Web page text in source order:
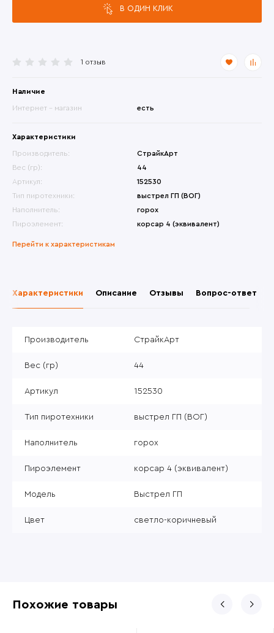
1 отзыв
Наличие
Интернет - магазин есть
Характеристики
Производитель:
СтрайкАрт
Вес (гр):
44
Артикул:
152530
Тип пиротехники:
выстрел ГП (ВОГ)
Наполнитель:
горох
Пироэлемент:
корсар 4 (эквивалент)
Перейти к характеристикам
В ОДИН КЛИК
Характеристики Описание Отзывы Вопрос-ответ
Производитель СтрайкАрт
Вес (гр) 44
Артикул 152530
Тип пиротехники выстрел ГП (ВОГ)
Наполнитель горох
Пироэлемент корсар 4 (эквивалент)
Модель Выстрел ГП
Цвет светло-коричневый
Похожие товары